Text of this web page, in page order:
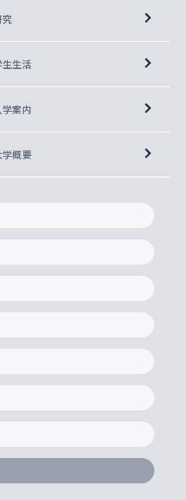
な未来を考える６学科連携
育
ー教育
ター
究
所
ン研究所
所
Weeks (SORW)
題研究
・研究費の使用について
生生活
ミュニティ
取り組み
の支援
ログラム
路統計
へのご案内
学案内
学位
究生・国費留学生
ら上智大学で学ぶ)
受講生
学概要
ジ
ブズ
ク
メント
界の知性
カWeeks
テナビリティへの取り組み
ルメディア
いて
ク